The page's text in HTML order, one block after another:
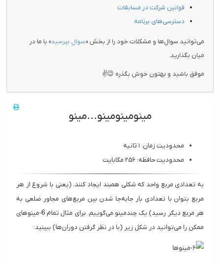
قوانین شرکت در مسابقات
دسترسی‌های برنامه
می‌توانید سوال‌ها و مشکلات خود را از بخش «سوال بپرسید» با ما در
میان بگذارید.
موفق باشید و بهتون خوش بگذره 😉✌
مینومینومینو...مینو
محدودیت زمان: ۱ ثانیه
محدودیت حافظه: ۲۵۶ مگابایت
به تعدادی مربع واحد که شکلی همبند ایجاد کنند، (یعنی با شروع از هر
مربع بتوان با تعدادی بار جابه‌جا شدن بین مربع‌های مجاور ضلعی به
هر مربع دیگر رسید) یک چندمینو می‌گوییم. برای مثال تمام6
6-مینوهای
ممکن را می‌توانید در شکل زیر (با در نظر گرفتن دوران‌ها) ببینید: